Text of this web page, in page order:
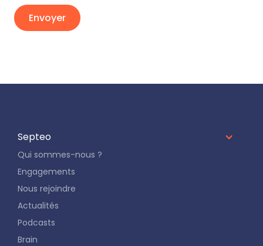
Septeo
Qui sommes-nous ?
Engagements
Nous rejoindre
Actualités
Podcasts
Brain